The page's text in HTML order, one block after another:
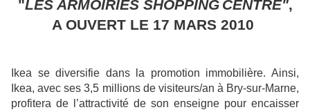
"LES ARMOIRIES SHOPPING CENTRE",
A OUVERT LE 17 MARS 2010
Ikea se diversifie dans la promotion immobilière. Ainsi,
Ikea, avec ses 3,5 millions de visiteurs/an à Bry-sur-Marne,
profitera de l’attractivité de son enseigne pour encaisser